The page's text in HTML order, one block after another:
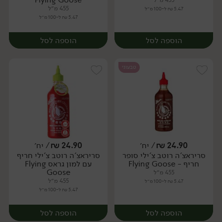
5.47 ₪ ל-100 מ״ל
הוספה לסל
יח׳
455 מ״ל
5.47 ₪ ל-100 מ״ל
הוספה לסל
יח׳
טבעוני
24.90
₪/ יח׳
סריראצ'ה רוטב צ'ילי סופר
חריף - Flying Goose
455 מ״ל
5.47 ₪ ל-100 מ״ל
הוספה לסל
24.90
₪/ יח׳
סריראצ'ה רוטב צ'ילי חריף
עם למון גראס Flying
Goose
455 מ״ל
5.47 ₪ ל-100 מ״ל
הוספה לסל